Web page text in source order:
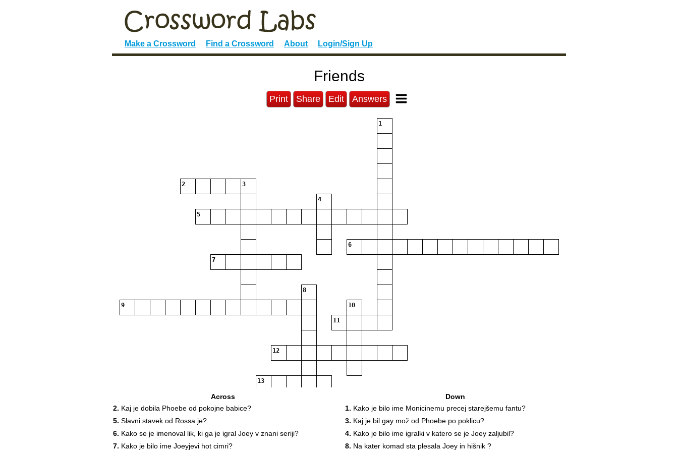
Make a Crossword Find a Crossword About Login/Sign Up
Friends
Print Share Edit Answers
1
2 3
4
5
6
7
8
9 10
11
12
13
Across
2. Kaj je dobila Phoebe od pokojne babice?
5. Slavni stavek od Rossa je?
6. Kako se je imenoval lik, ki ga je igral Joey v znani seriji?
7. Kako je bilo ime Joeyjevi hot cimri?
Down
1. Kako je bilo ime Monicinemu precej starejšemu fantu?
3. Kaj je bil gay mož od Phoebe po poklicu?
4. Kako je bilo ime igralki v katero se je Joey zaljubil?
8. Na kater komad sta plesala Joey in hišnik ?